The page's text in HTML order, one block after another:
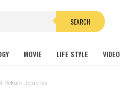
SEARCH
MOVIE LIFE STYLE VIDEO
Rekam Jejaknya